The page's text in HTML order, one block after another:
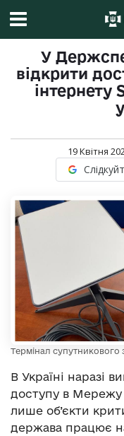
У
відкрити
інтернету
19 Квітня
Термінал супутникового
В Україні наразі
доступу в Мережу
лише об’єкти
держава працює